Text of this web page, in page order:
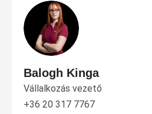
Balogh Kinga
Vállalkozás vezető
+36 20 317 7767